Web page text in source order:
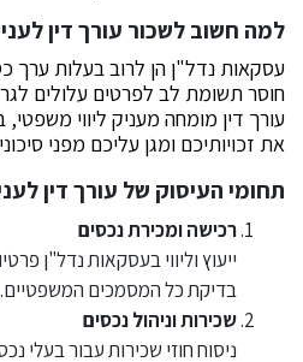
למה חשוב לשכור עורך דין
עסקאות נדל"ן הן לרוב בעלות ערך
חוסר תשומת לב לפרטים עלולים
עורך דין מומחה מעניק ליווי
את זכויותיכם ומגן עליכם מפני
תחומי העיסוק של עורך דין
רכישה ומכירת נכסים
ייעוץ וליווי בעסקאות נדל"ן
בדיקת כל המסמכים המשפטיים.
שכירות וניהול נכסים
ניסוח חוזי שכירות עבור בעלי